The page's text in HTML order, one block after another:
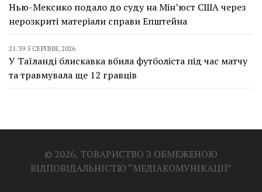
Нью-Мексико подало до суду на Мін’юст США через
нерозкриті матеріали справи Епштейна
21:39 5 СЕРПНЯ, 2026
У Таїланді блискавка вбила футболіста під час матчу
та травмувала ще 12 гравців
© 2026, ТОВАРИСТВО З ОБМЕЖЕНОЮ
ВІДПОВІДАЛЬНІСТЮ “МЕДІАКОМУНІКАЦІЇ”